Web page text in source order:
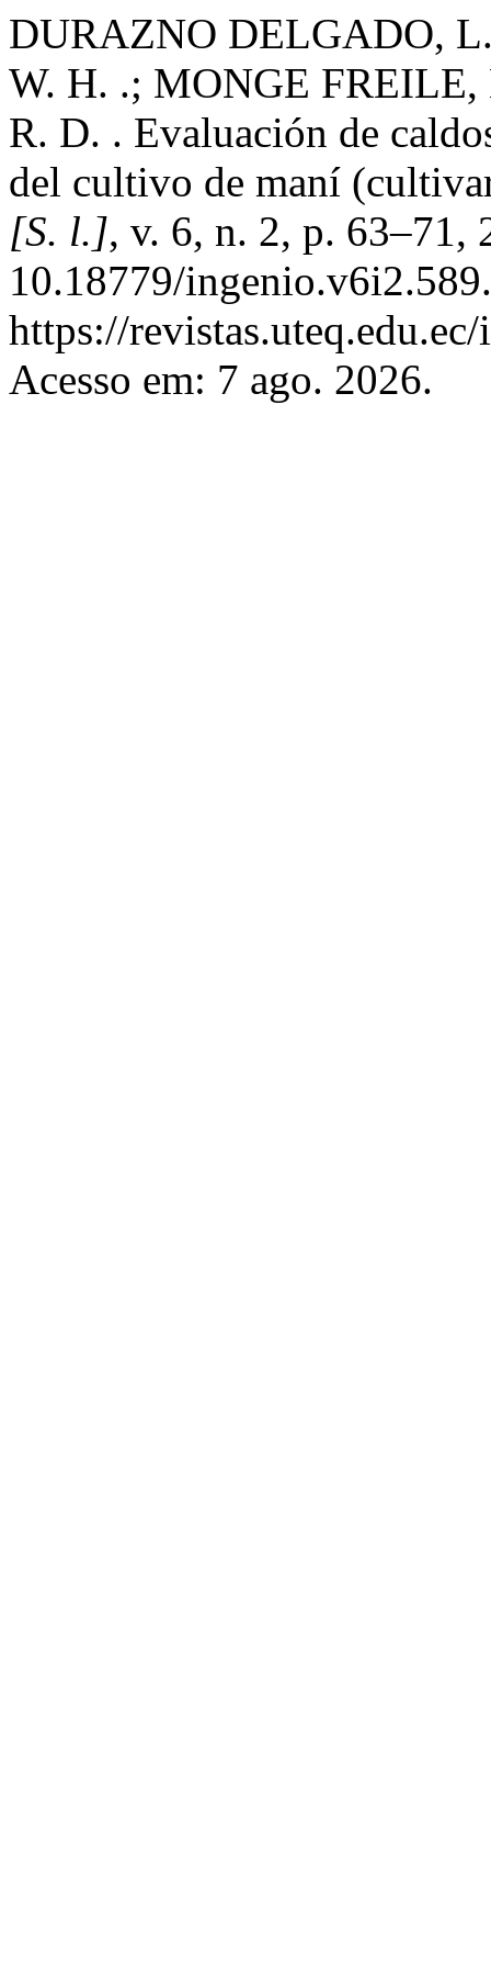
DURAZNO DELGADO,
W. H. .; MONGE
R. D. . Evaluación de
del cultivo de maní
[S. l.], v. 6, n. 2, p. 63–71,
10.18779/
https://
Acesso em: 7 ago. 2026.